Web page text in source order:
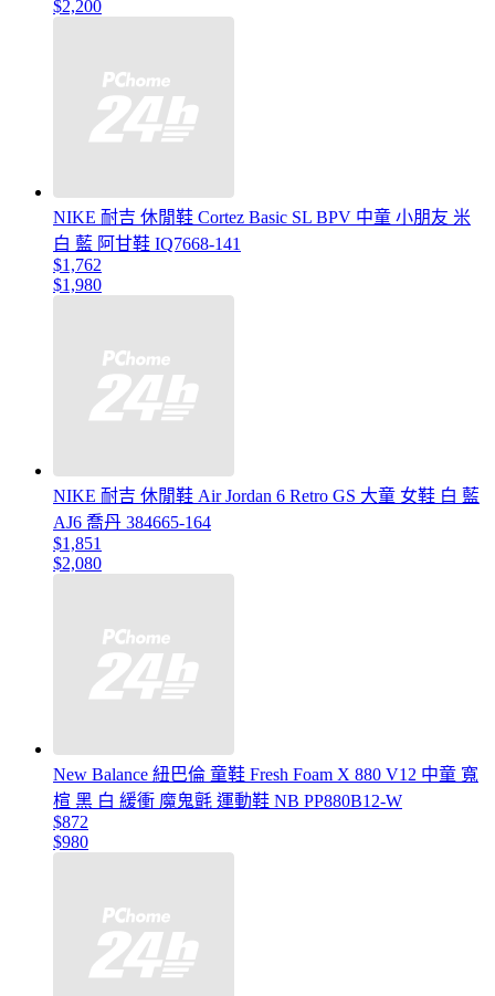
$2,200
NIKE 耐吉 休閒鞋 Cortez Basic SL BPV 中童 小朋友 米
白 藍 阿甘鞋 IQ7668-141
$1,762
$1,980
NIKE 耐吉 休閒鞋 Air Jordan 6 Retro GS 大童 女鞋 白 藍
AJ6 喬丹 384665-164
$1,851
$2,080
New Balance 紐巴倫 童鞋 Fresh Foam X 880 V12 中童 寬
楦 黑 白 緩衝 魔鬼氈 運動鞋 NB PP880B12-W
$872
$980